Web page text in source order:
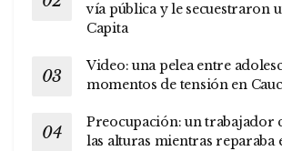
vía pública y le secuestraron
Capita
Video: una pelea entre
momentos de tensión en
Preocupación: un trabajador
las alturas mientras reparaba